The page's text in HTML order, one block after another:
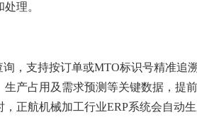
理。
，支持按订单或MTO标识号精准追
产占用及需求预测等关键数据，提
正航机械加工行业ERP系统会自动